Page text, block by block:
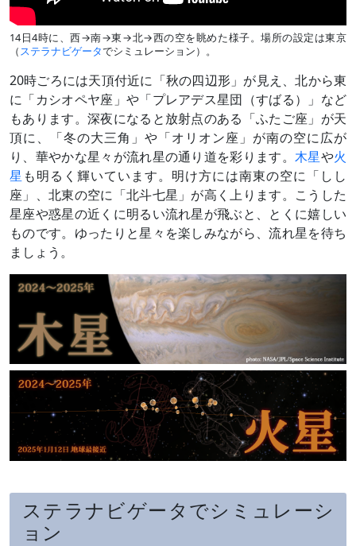
14日4時に、西→南→東→北→西の空を眺めた様子。場所の設定は東京
（ステラナビゲータでシミュレーション）。
20時ごろには天頂付近に「秋の四辺形」が見え、北から東
に「カシオペヤ座」や「プレアデス星団（すばる）」など
もあります。深夜になると放射点のある「ふたご座」が天
頂に、「冬の大三角」や「オリオン座」が南の空に広が
り、華やかな星々が流れ星の通り道を彩ります。木星や火
星も明るく輝いています。明け方には南東の空に「しし
座」、北東の空に「北斗七星」が高く上ります。こうした
星座や惑星の近くに明るい流れ星が飛ぶと、とくに嬉しい
ものです。ゆったりと星々を楽しみながら、流れ星を待ち
ましょう。
ステラナビゲータでシミュレーシ
ョン